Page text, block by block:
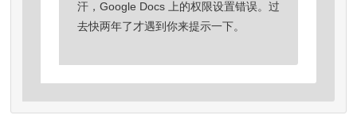
汗，Google Docs 上的权限设置错误。过
去快两年了才遇到你来提示一下。